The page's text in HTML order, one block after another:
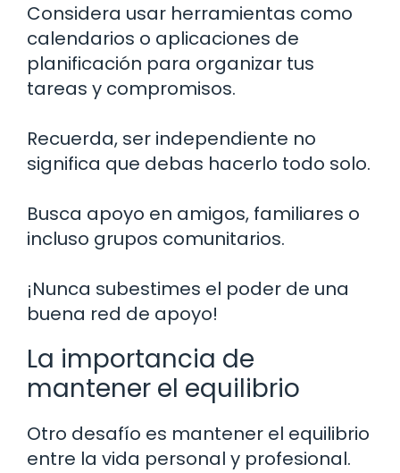
Considera usar herramientas como
calendarios o aplicaciones de
planificación para organizar tus
tareas y compromisos.
Recuerda, ser independiente no
significa que debas hacerlo todo solo.
Busca apoyo en amigos, familiares o
incluso grupos comunitarios.
¡Nunca subestimes el poder de una
buena red de apoyo!
La importancia de
mantener el equilibrio
Otro desafío es mantener el equilibrio
entre la vida personal y profesional.